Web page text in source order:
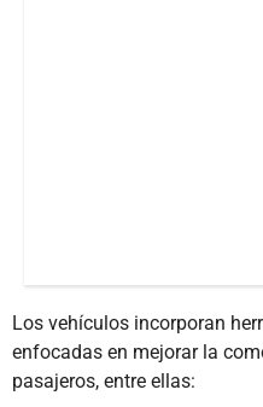
Los vehículos incorporan
enfocadas en mejorar la
pasajeros, entre ellas: